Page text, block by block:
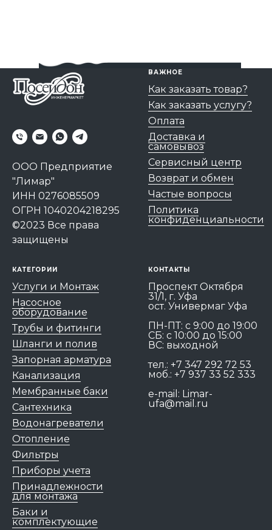
ООО Предприятие
"Лимар"
ИНН 0276085509
ОГРН 1040204218295
©2023 Все права
защищены
ВАЖНОЕ
Как заказать товар?
Как заказать услугу?
Оплата
Доставка и
самовывоз
Сервисный центр
Возврат и обмен
Частые вопросы
Политика
конфиденциальности
КАТЕГОРИИ
Услуги и Монтаж
Насосное
оборудование
Трубы и фитинги
Шланги и полив
Запорная арматура
Канализация
Мембранные баки
Сантехника
Водонагреватели
Отопление
Фильтры
Приборы учета
Принадлежности
для монтажа
Баки и
комплектующие
КОНТАКТЫ
Проспект Октября
31/1, г. Уфа
ост. Универмаг Уфа
ПН-ПТ: c 9:00 до 19:00
СБ: с 10:00 до 15:00
ВС: выходной
тел.: +7 347 292 72 53
моб.: +7 937 33 52 333
e-mail: Limar-
ufa@mail.ru